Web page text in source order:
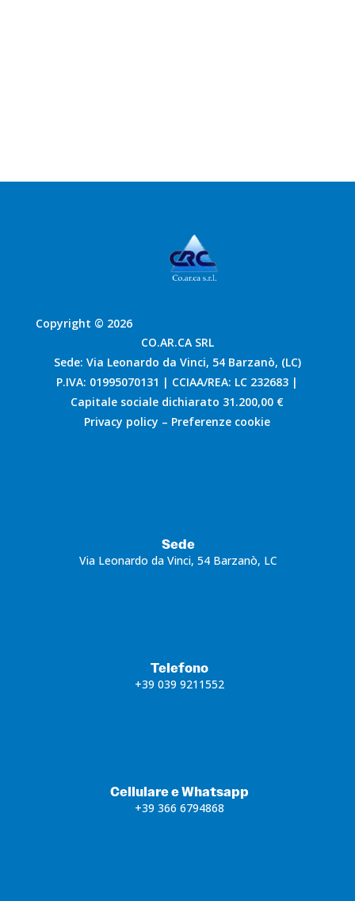
Copyright © 2026
CO.AR.CA SRL
Sede: Via Leonardo da Vinci, 54 Barzanò, (LC)
P.IVA: 01995070131 | CCIAA/REA: LC 232683 |
Capitale sociale dichiarato 31.200,00 €
Privacy policy – Preferenze cookie
Sede
Via Leonardo da Vinci, 54 Barzanò, LC
Telefono
+39 039 9211552
Cellulare e Whatsapp
+39 366 6794868